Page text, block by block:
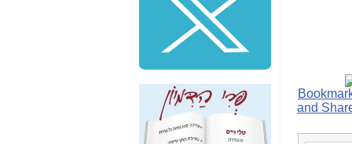
שלמה פילבר (עד
לאחרונה מנכ"ל משרד
התקשורת) - עד
מדינה? הצחקתם
"יש אפליה בחקירה"?
חשיפה: למה השר
משה כחלון לא נחקר
עד היום? -
כאן